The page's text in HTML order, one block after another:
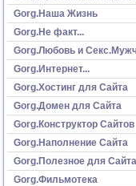
Gorg.Наша Жизнь
Gorg.Не факт...
Gorg.Любовь и
Gorg.Интернет...
Gorg.Хостинг для Сайта
Gorg.Домен для Сайта
Gorg.Конструктор Сайтов
Gorg.Наполнение Сайта
Gorg.Полезное для Сайта
Gorg.Фильмотека